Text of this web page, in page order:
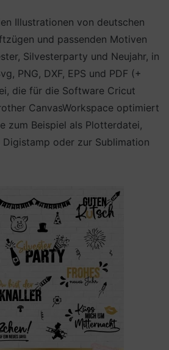
Illustrationen von deutschen
und passenden Motiven
Silvesterparty und Neujahr, in
PNG, DXF, EPS und PDF (+
die für die Software Cricut
CanvasWorkspace optimiert
zum Beispiel als Plotterdatei,
oder zur Sublimation